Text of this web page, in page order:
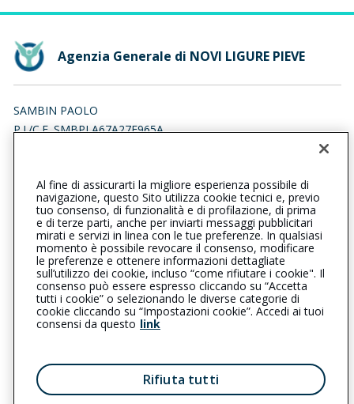
Agenzia Generale di NOVI LIGURE PIEVE
SAMBIN PAOLO
P.I./C.F. SMBPLA67A27F965A
0143322272 0143322272
noviligurepieve@cattolica.it
sambinpaolo@lamiapec.it
L’intermediario è soggetto al controllo dell’IVASS. Consulta il
Registro RUI al seguentelink
Privacy | Cookie |
Il Gruppo Generali
Reclami
| Note legali | Accessibilità
Al fine di assicurarti la migliore esperienza possibile di
navigazione, questo Sito utilizza cookie tecnici e, previo
tuo consenso, di funzionalità e di profilazione, di prima
e di terze parti, anche per inviarti messaggi pubblicitari
mirati e servizi in linea con le tue preferenze. In qualsiasi
momento è possibile revocare il consenso, modificare
le preferenze e ottenere informazioni dettagliate
sull’utilizzo dei cookie, incluso “come rifiutare i cookie". Il
consenso può essere espresso cliccando su “Accetta
tutti i cookie” o selezionando le diverse categorie di
cookie cliccando su “Impostazioni cookie”. Accedi ai tuoi
consensi da questo link
Rifiuta tutti